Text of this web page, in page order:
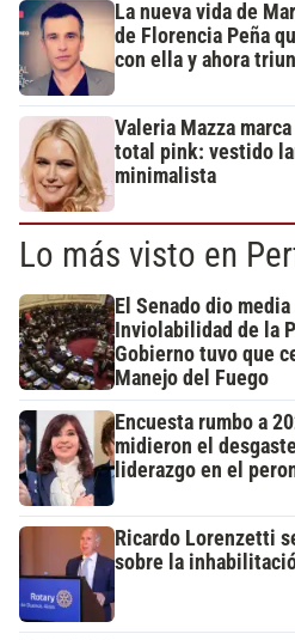
La nueva vida de
de Florencia Peña
con ella y ahora
Valeria Mazza
total pink: vestido
minimalista
Lo más visto en
El Senado dio
Inviolabilidad de la
Gobierno tuvo que
Manejo del Fuego
Encuesta rumbo a
midieron el
liderazgo en el
Ricardo Lorenzetti
sobre la